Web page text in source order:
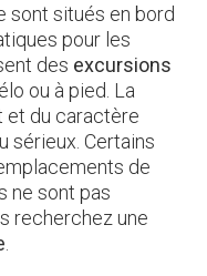
sont situés en bord
pour les
des excursions
ou à pied. La
et du caractère
sérieux. Certains
de
ne sont pas
recherchez une